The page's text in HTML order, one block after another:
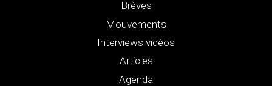
Brèves
Mouvements
Interviews vidéos
Articles
Agenda